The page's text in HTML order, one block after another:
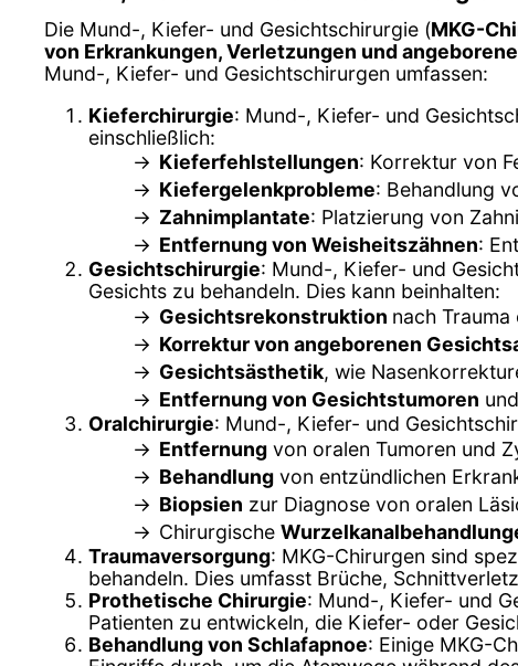
Die Mund-, Kiefer- und Gesichtschirurgie (MKG-
von Erkrankungen, Verletzungen und
Mund-, Kiefer- und Gesichtschirurgen umfassen:
Kieferchirurgie: Mund-, Kiefer- und
einschließlich:
Kieferfehlstellungen: Korrektur von
Kiefergelenkprobleme: Behandlung
Zahnimplantate: Platzierung von
Entfernung von Weisheitszähnen:
Gesichtschirurgie: Mund-, Kiefer- und
Gesichts zu behandeln. Dies kann beinhalten:
Gesichtsrekonstruktion nach
Korrektur von angeborenen
Gesichtsästhetik, wie
Entfernung von Gesichtstumoren
Oralchirurgie: Mund-, Kiefer- und
Entfernung von oralen Tumoren und
Behandlung von entzündlichen
Biopsien zur Diagnose von oralen
Chirurgische
Traumaversorgung: MKG-Chirurgen sind
behandeln. Dies umfasst Brüche,
Prothetische Chirurgie: Mund-, Kiefer- und
Patienten zu entwickeln, die Kiefer- oder
Behandlung von Schlafapnoe: Einige MKG-